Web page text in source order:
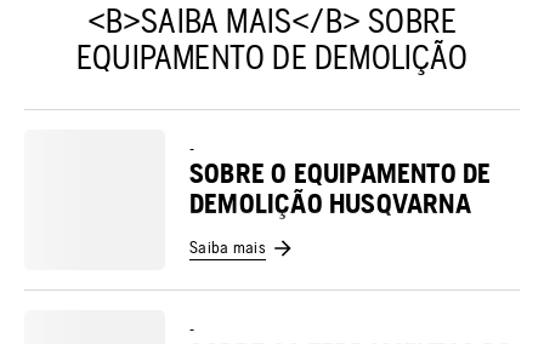
<B>SAIBA MAIS</B> SOBRE
EQUIPAMENTO DE DEMOLIÇÃO
-
SOBRE O EQUIPAMENTO DE
DEMOLIÇÃO HUSQVARNA
Saiba mais
-